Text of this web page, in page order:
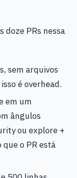
doze PRs nessa
sem arquivos
é overhead.
em um
ângulos
ou explore +
o PR está